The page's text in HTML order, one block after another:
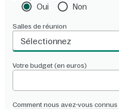
Oui Non
Salles de réunion
Sélectionnez
Votre budget (en euros)
Comment nous avez-vous connus